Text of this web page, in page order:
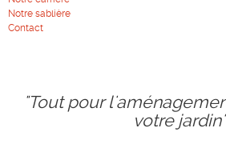
Notre sablière
Contact
"Tout pour
votre jardin"